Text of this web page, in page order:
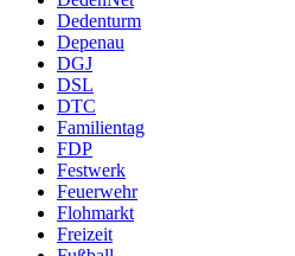
Dedenturm
Depenau
DGJ
DSL
DTC
Familientag
FDP
Festwerk
Feuerwehr
Flohmarkt
Freizeit